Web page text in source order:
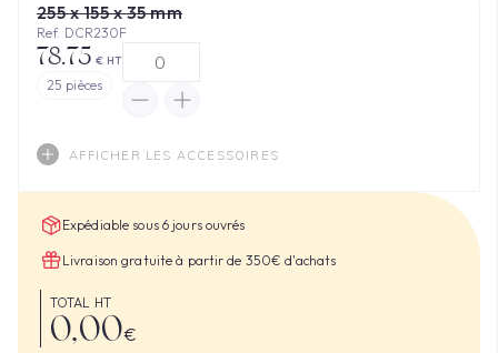
255 x 155 x 35 mm
Ref. DCR230F
78.75 € HT
25 pièces
AFFICHER LES ACCESSOIRES
Expédiable sous 6 jours ouvrés
Livraison gratuite à partir de 350€ d'achats
TOTAL HT
0,00€